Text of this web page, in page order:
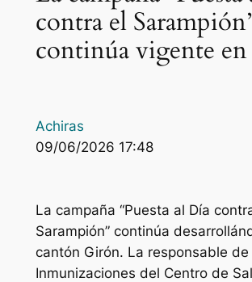
contra el
continúa vigente
Achiras
09/06/2026 17:48
La campaña “Puesta al Día
Sarampión” continúa
cantón Girón. La responsable de
Inmunizaciones del Centro de